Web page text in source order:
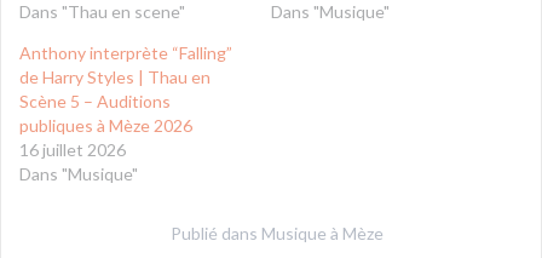
Dans "Thau en scene"
Dans "Musique"
Anthony interprète “Falling”
de Harry Styles | Thau en
Scène 5 – Auditions
publiques à Mèze 2026
16 juillet 2026
Dans "Musique"
Publié dans Musique à Mèze